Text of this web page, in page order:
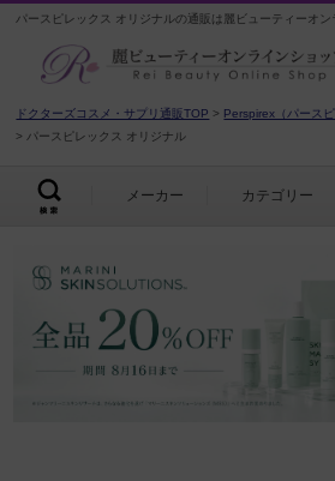
パースピレックス オリジナルの通販は麗ビューティーオン
ドクターズコスメ・サプリ通販TOP
Perspirex（パースピ
パースピレックス オリジナル
メーカー カテゴリー